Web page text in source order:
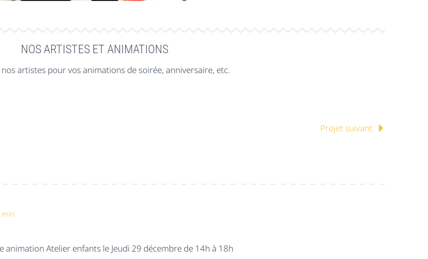
NOS ARTISTES ET ANIMATIONS
artistes pour vos animations de soirée, anniversaire, etc.
Projet suivant
min
Atelier enfants le Jeudi 29 décembre de 14h à 18h